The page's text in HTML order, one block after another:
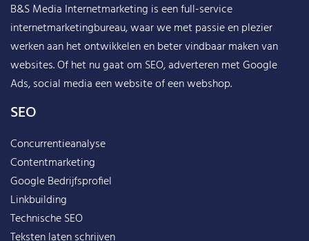
B&S Media Internetmarketing is een full-service
internetmarketingbureau, waar we met passie en plezier
werken aan het ontwikkelen en beter vindbaar maken van
websites. Of het nu gaat om SEO, adverteren met Google
Ads, social media een website of een webshop.
SEO
Concurrentieanalyse
Contentmarketing
Google Bedrijfsprofiel
Linkbuilding
Technische SEO